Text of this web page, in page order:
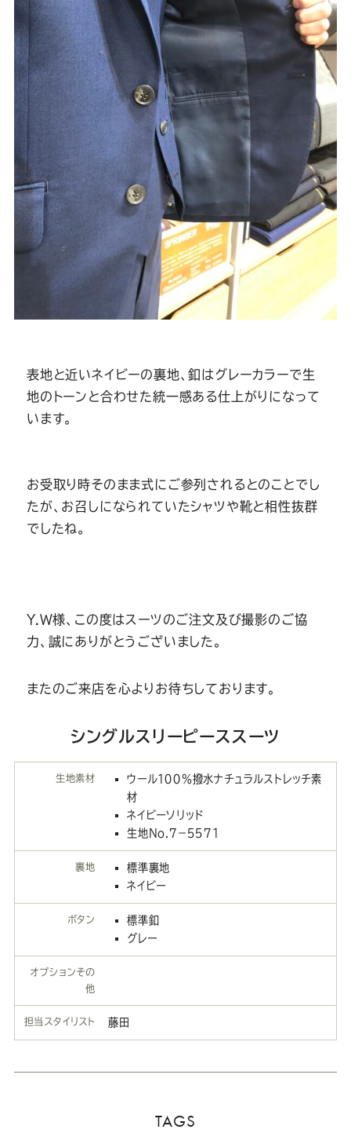
表地と近いネイビーの裏地、釦はグレーカラーで生
地のトーンと合わせた統一感ある仕上がりになって
います。
お受取り時そのまま式にご参列されるとのことでし
たが、お召しになられていたシャツや靴と相性抜群
でしたね。
Y.W様、この度はスーツのご注文及び撮影のご協
力、誠にありがとうございました。
またのご来店を心よりお待ちしております。
シングルスリーピーススーツ
生地素材
ウール１００％撥水ナチュラルストレッチ素
材
ネイビーソリッド
生地No.７－５５７１
裏地
標準裏地
ネイビー
ボタン
標準釦
グレー
オプションその
他
担当スタイリスト 藤田
TAGS